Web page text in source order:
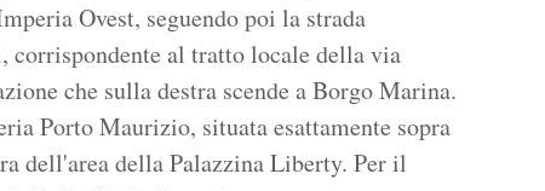
Ovest, seguendo poi la strada
al tratto locale della via
che sulla destra scende a Borgo Marina.
Porto Maurizio, situata esattamente sopra
dell'area della Palazzina Liberty. Per il